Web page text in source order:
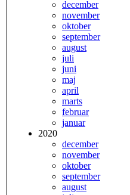
december
november
oktober
september
august
juli
juni
maj
april
marts
februar
januar
2020
december
november
oktober
september
august